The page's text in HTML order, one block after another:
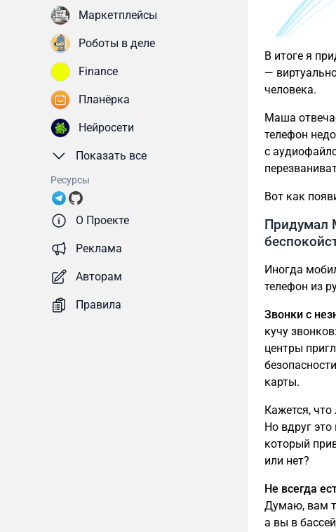
Маркетплейсы
Роботы в деле
Finance
Планёрка
Нейросети
Показать все
Ресурсы
О Проекте
Реклама
Авторам
Правила
В итоге я
—
человека.
Маша
телефон
с
Вот как
Придумал
Иногда
телефон из
Звонки с
кучу
центры
карты.
Кажется, что
Но вдруг
который
или нет?
Не всегда
Думаю, вам
а вы в